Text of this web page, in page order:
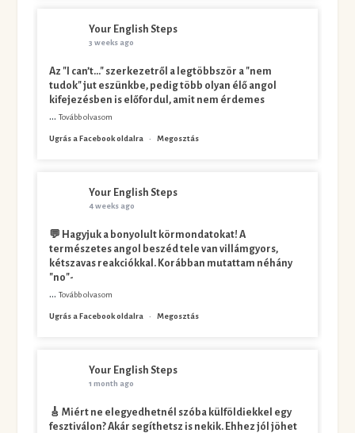
Your English Steps
3 weeks ago
Az "I can’t…" szerkezetről a legtöbbször a "nem
tudok" jut eszünkbe, pedig több olyan élő angol
kifejezésben is előfordul, amit nem érdemes
...Tovább olvasom
Ugrás a Facebook oldalra · Megosztás
Your English Steps
4 weeks ago
💬 Hagyjuk a bonyolult körmondatokat! A
természetes angol beszéd tele van villámgyors,
kétszavas reakciókkal. Korábban mutattam néhány
"no"-
...Tovább olvasom
Ugrás a Facebook oldalra · Megosztás
Your English Steps
1 month ago
🎸 Miért ne elegyedhetnél szóba külföldiekkel egy
fesztiválon? Akár segíthetsz is nekik. Ehhez jól jöhet